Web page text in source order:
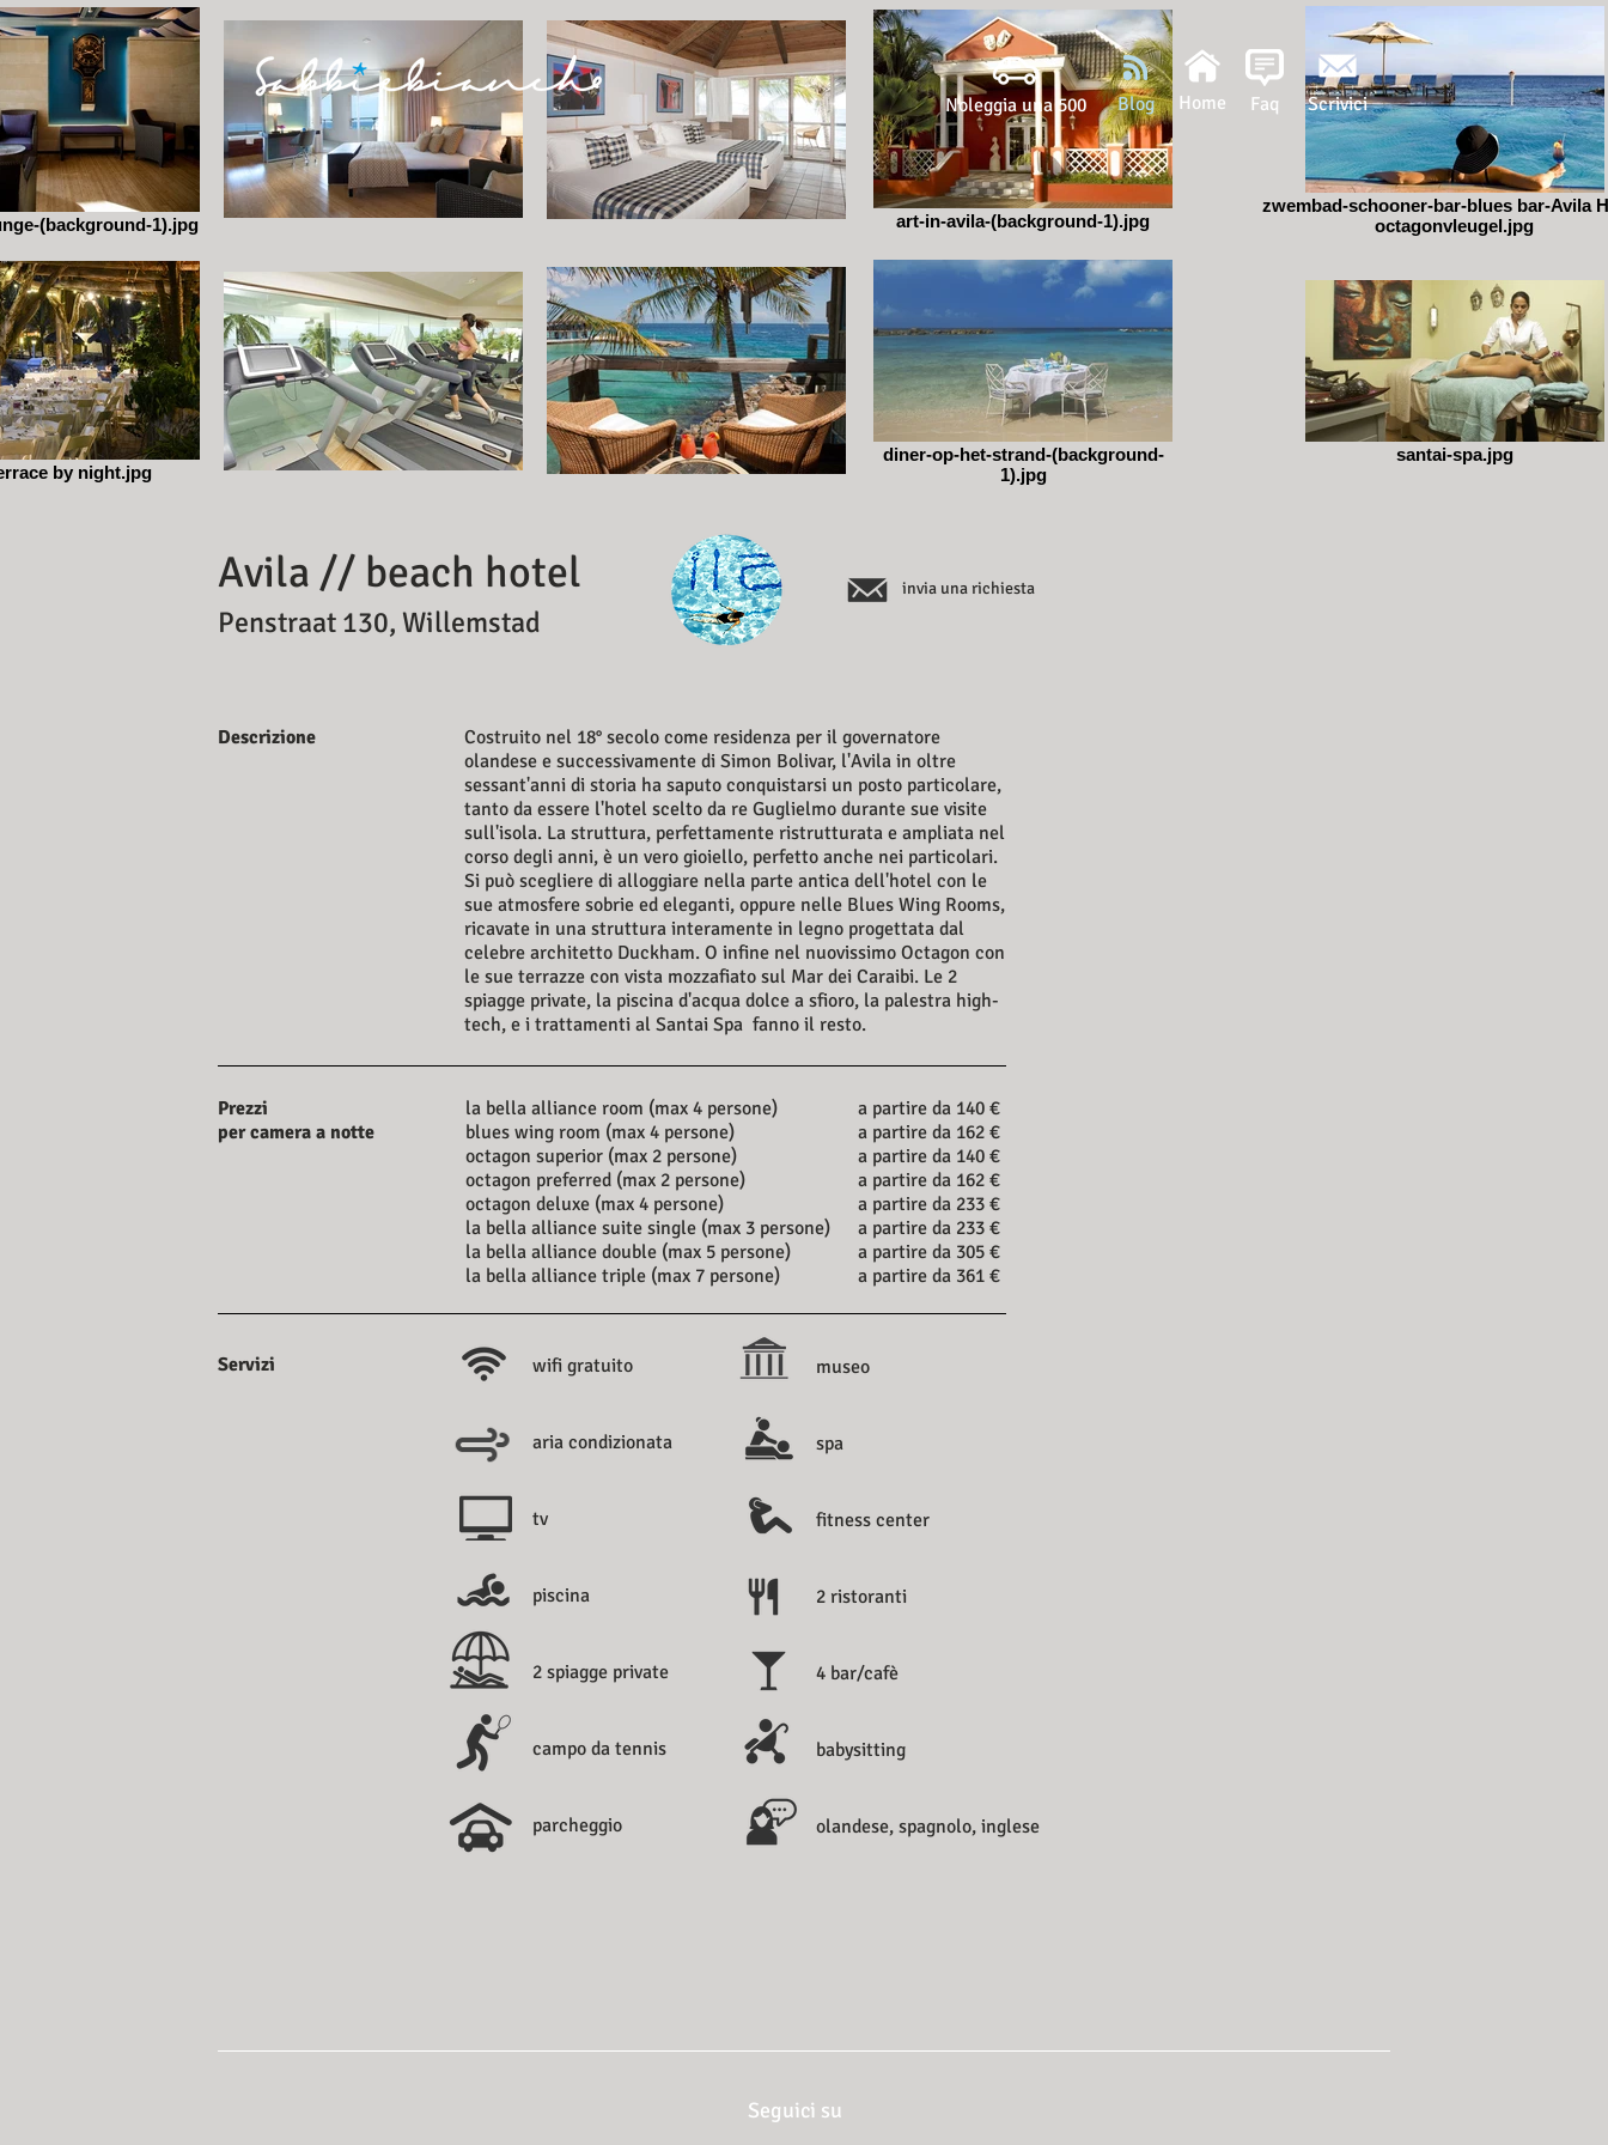
Noleggia una 500 Blog Home Faq Scrivici
(background-1).jpg art-in-avila-(background-1).jpg
zwembad-schooner-bar-blues bar-Avila
octagonvleugel.jpg
by night.jpg
diner-op-het-strand-(background-
1).jpg
santai-spa.jpg
Avila // beach hotel
Penstraat 130, Willemstad
invia una richiesta
Descrizione
Costruito nel 18° secolo come residenza per il governatore
olandese e successivamente di Simon Bolivar, l'Avila in oltre
sessant'anni di storia ha saputo conquistarsi un posto particolare,
tanto da essere l'hotel scelto da re Guglielmo durante sue visite
sull'isola. La struttura, perfettamente ristrutturata e ampliata nel
corso degli anni, è un vero gioiello, perfetto anche nei particolari.
Si può scegliere di alloggiare nella parte antica dell'hotel con le
sue atmosfere sobrie ed eleganti, oppure nelle Blues Wing Rooms,
ricavate in una struttura interamente in legno progettata dal
celebre architetto Duckham. O infine nel nuovissimo Octagon con
le sue terrazze con vista mozzafiato sul Mar dei Caraibi. Le 2
spiagge private, la piscina d'acqua dolce a sfioro, la palestra high-
tech, e i trattamenti al Santai Spa fanno il resto.
Prezzi
per camera a notte
la bella alliance room (max 4 persone)
blues wing room (max 4 persone)
octagon superior (max 2 persone)
octagon preferred (max 2 persone)
octagon deluxe (max 4 persone)
la bella alliance suite single (max 3 persone)
la bella alliance double (max 5 persone)
la bella alliance triple (max 7 persone)
a partire da 140 €
a partire da 162 €
a partire da 140 €
a partire da 162 €
a partire da 233 €
a partire da 233 €
a partire da 305 €
a partire da 361 €
Servizi wifi gratuito
aria condizionata
tv
piscina
2 spiagge private
campo da tennis
parcheggio
museo
spa
fitness center
2 ristoranti
4 bar/cafè
babysitting
olandese, spagnolo, inglese
Seguici su